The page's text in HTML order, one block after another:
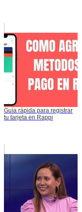
Guía rápida para registrar
tu tarjeta en Rappi